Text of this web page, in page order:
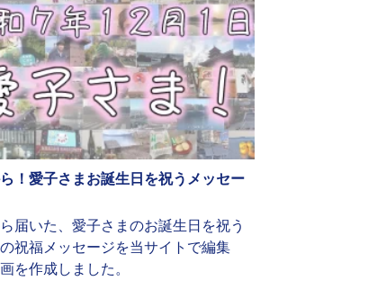
！愛子さまお誕生日を祝うメッセー
届いた、愛子さまのお誕生日を祝う
祝福メッセージを当サイトで編集
を作成しました。